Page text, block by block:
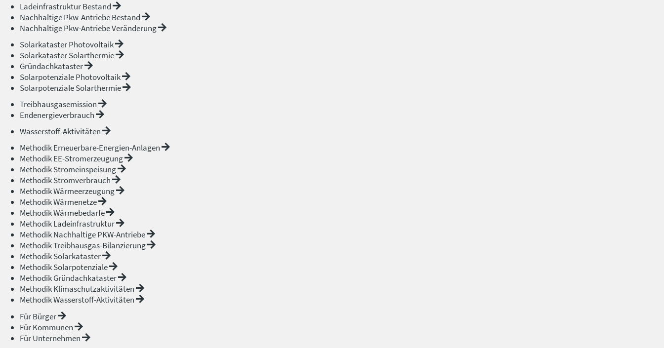
Ladeinfrastruktur Bestand
Nachhaltige Pkw-Antriebe Bestand
Nachhaltige Pkw-Antriebe Veränderung
Solarkataster Photovoltaik
Solarkataster Solarthermie
Gründachkataster
Solarpotenziale Photovoltaik
Solarpotenziale Solarthermie
Treibhausgasemission
Endenergieverbrauch
Wasserstoff-Aktivitäten
Methodik Erneuerbare-Energien-Anlagen
Methodik EE-Stromerzeugung
Methodik Stromeinspeisung
Methodik Stromverbrauch
Methodik Wärmeerzeugung
Methodik Wärmenetze
Methodik Wärmebedarfe
Methodik Ladeinfrastruktur
Methodik Nachhaltige PKW-Antriebe
Methodik Treibhausgas-Bilanzierung
Methodik Solarkataster
Methodik Solarpotenziale
Methodik Gründachkataster
Methodik Klimaschutzaktivitäten
Methodik Wasserstoff-Aktivitäten
Für Bürger
Für Kommunen
Für Unternehmen